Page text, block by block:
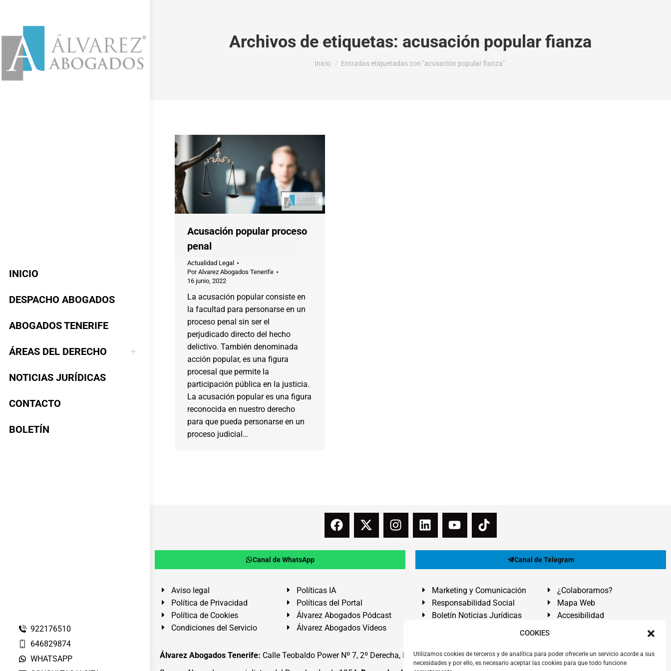
COOKIES
Utilizamos cookies de terceros y de analítica para poder ofrecerle un servicio acorde a sus
necesidades y por ello, es necesario aceptar las cookies para que todo funcione
INICIO
DESPACHO ABOGADOS
ABOGADOS TENERIFE
ÁREAS DEL DERECHO
NOTICIAS JURÍDICAS
CONTACTO
BOLETÍN
922176510
646829874
WHATSAPP
Archivos de etiquetas: acusación popular fianza
Estás aquí:
Inicio Entradas etiquetadas con "acusación popular fianza".
Acusación popular proceso
penal
Actualidad Legal
PorAlvarez Abogados Tenerife
16 junio, 2022
La acusación popular consiste en
la facultad para personarse en un
proceso penal sin ser el
perjudicado directo del hecho
delictivo. También denominada
acción popular, es una figura
procesal que permite la
participación pública en la justicia.
La acusación popular es una figura
reconocida en nuestro derecho
para que pueda personarse en un
proceso judicial…
Canal de WhatsApp Canal de Telegram
Aviso legal
Política de Privacidad
Política de Cookies
Condiciones del Servicio
Políticas IA
Políticas del Portal
Álvarez Abogados Pódcast
Álvarez Abogados Vídeos
Marketing y Comunicación
Responsabilidad Social
Boletín Noticias Jurídicas
¿Colaboramos?
Mapa Web
Accesibilidad
Álvarez Abogados Tenerife: Calle Teobaldo Power Nº 7, 2º Derecha, El Médano, Granadilla de Abona, Santa Cruz de Tenerife. Islas Canarias.